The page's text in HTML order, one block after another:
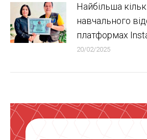
Найбільша
навчального
платформах
20/02/2025